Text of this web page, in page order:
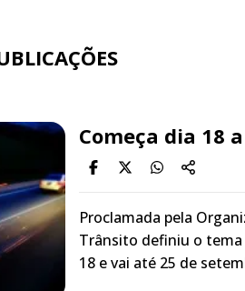
Começa dia 18
Proclamada pela
Trânsito definiu o tema
18 e vai até 25 de